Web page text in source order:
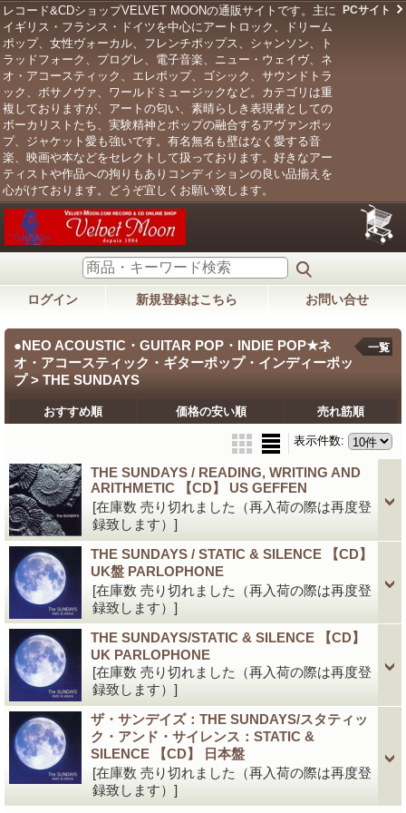
レコード&CDショップVELVET MOONの通販サイトです。主に
イギリス・フランス・ドイツを中心にアートロック、ドリーム
ポップ、女性ヴォーカル、フレンチポップス、シャンソン、ト
ラッドフォーク、プログレ、電子音楽、ニュー・ウェイヴ、ネ
オ・アコースティック、エレポップ、ゴシック、サウンドトラ
ック、ボサノヴァ、ワールドミュージックなど。カテゴリは重
複しておりますが、アートの匂い、素晴らしき表現者としての
ボーカリストたち、実験精神とポップの融合するアヴァンポッ
プ、ジャケット愛も強いです。有名無名も壁はなく愛する音
楽、映画や本などをセレクトして扱っております。好きなアー
ティストや作品への拘りもありコンディションの良い品揃えを
心がけております。どうぞ宜しくお願い致します。
PCサイト
ログイン 新規登録はこちら お問い合せ
●NEO ACOUSTIC・GUITAR POP・INDIE POP★ネ
オ・アコースティック・ギターポップ・インディーポッ
プ > THE SUNDAYS
一覧
おすすめ順 価格の安い順 売れ筋順
表示件数:
THE SUNDAYS / READING, WRITING AND
ARITHMETIC 【CD】 US GEFFEN
[在庫数 売り切れました（再入荷の際は再度登
録致します）]
THE SUNDAYS / STATIC & SILENCE 【CD】
UK盤 PARLOPHONE
[在庫数 売り切れました（再入荷の際は再度登
録致します）]
THE SUNDAYS/STATIC & SILENCE 【CD】
UK PARLOPHONE
[在庫数 売り切れました（再入荷の際は再度登
録致します）]
ザ・サンデイズ：THE SUNDAYS/スタティッ
ク・アンド・サイレンス：STATIC &
SILENCE 【CD】 日本盤
[在庫数 売り切れました（再入荷の際は再度登
録致します）]